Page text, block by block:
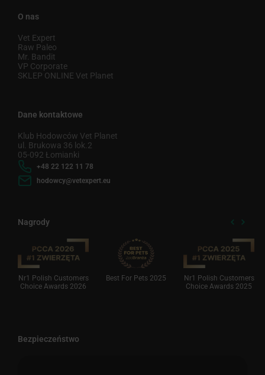
O nas
Vet Expert
Raw Paleo
Mr. Bandit
VP Corporate
SKLEP ONLINE Vet Planet
Dane kontaktowe
Klub Hodowców Vet Planet
ul. Brukowa 36 lok.2
05-092 Łomianki
+48 22 122 11 78
hodowcy@vetexpert.eu
Nagrody
Nr1 Polish Customers
Choice Awards 2026
Best For Pets 2025
Nr1 Polish Customers
Choice Awards 2025
Bezpieczeństwo